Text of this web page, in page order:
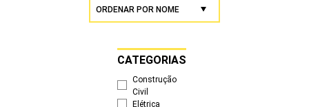
CATEGORIAS
Construção
Civil
Elétrica